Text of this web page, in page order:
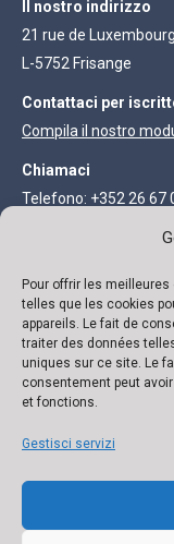
Pour offrir les
telles que les cookies
appareils. Le fait de
traiter des données
uniques sur ce site. Le
consentement peut
et fonctions.
Gestisci servizi
Il nostro indirizzo
21 rue de Luxembourg
L-5752 Frisange
Contattaci per
Compila il nostro
Chiamaci
Telefono: +352 26 67
INFORMAZIONI
Società anonima con
R.C. Lussemburgo B
IVA N° LU 22332726
/ BIC CELLLULL